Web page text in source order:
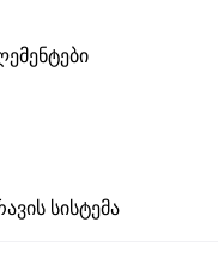
სისტემა